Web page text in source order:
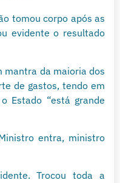
tomou corpo após as
evidente o resultado
mantra da maioria dos
de gastos, tendo em
Estado “está grande
entra, ministro
Trocou toda a